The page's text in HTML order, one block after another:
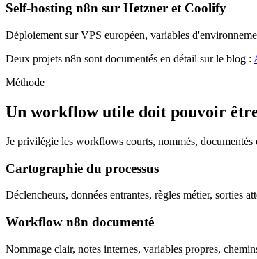
Self-hosting n8n sur Hetzner et Coolify
Déploiement sur VPS européen, variables
Deux projets n8n sont documentés en détail sur le blog :
Méthode
Un workflow utile doit pouvoir
Je privilégie les workflows courts, nommés,
Cartographie du processus
Déclencheurs, données entrantes, règles métier, sorties
Workflow n8n documenté
Nommage clair, notes internes, variables propres,